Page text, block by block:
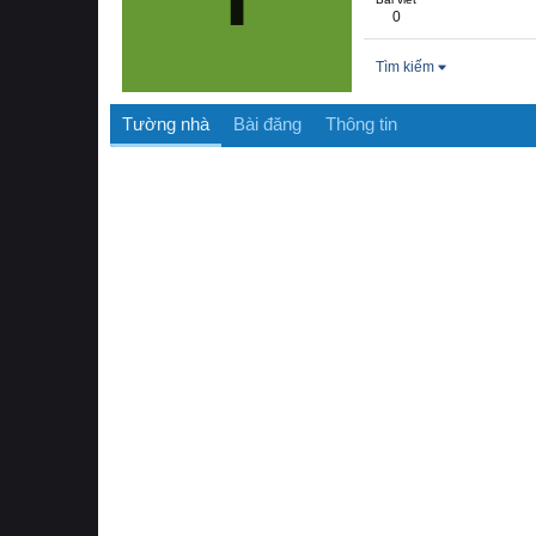
0
Tìm kiếm
Tường nhà Bài đăng Thông tin